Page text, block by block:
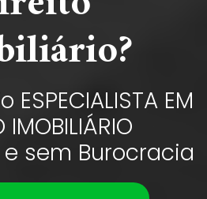
EM
IMOBILIÁRIO
e sem Burocracia